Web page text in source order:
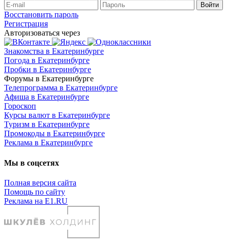
Войти
Восстановить пароль
Регистрация
Авторизоваться через
Знакомства в Екатеринбурге
Погода в Екатеринбурге
Пробки в Екатеринбурге
Форумы в Екатеринбурге
Телепрограмма в Екатеринбурге
Афиша в Екатеринбурге
Гороскоп
Курсы валют в Екатеринбурге
Туризм в Екатеринбурге
Промокоды в Екатеринбурге
Реклама в Екатеринбурге
Мы в соцсетях
Полная версия сайта
Помощь по сайту
Реклама на E1.RU